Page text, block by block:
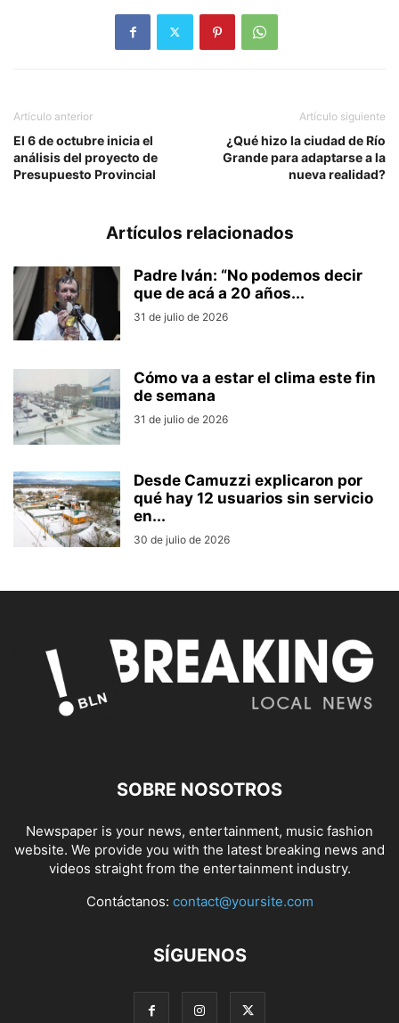
Artículo anterior
El 6 de octubre inicia el
análisis del proyecto de
Presupuesto Provincial
Artículo siguiente
¿Qué hizo la ciudad de Río
Grande para adaptarse a la
nueva realidad?
Artículos relacionados
Padre Iván: “No podemos decir
que de acá a 20 años...
31 de julio de 2026
Cómo va a estar el clima este fin
de semana
31 de julio de 2026
Desde Camuzzi explicaron por
qué hay 12 usuarios sin servicio
en...
30 de julio de 2026
SOBRE NOSOTROS
Newspaper is your news, entertainment, music fashion
website. We provide you with the latest breaking news and
videos straight from the entertainment industry.
Contáctanos: contact@yoursite.com
SÍGUENOS